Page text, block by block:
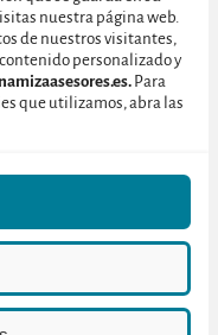
nuestra página web.
de nuestros visitantes,
personalizado y
Para
que utilizamos, abra las
Dinamiza Asesores.